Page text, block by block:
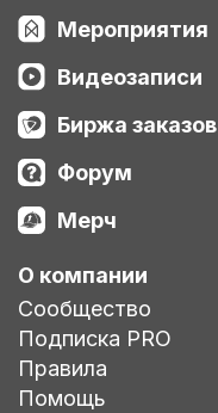
Мероприятия
Видеозаписи
Биржа заказов
Форум
Мерч
О компании
Сообщество
Подписка PRO
Правила
Помощь